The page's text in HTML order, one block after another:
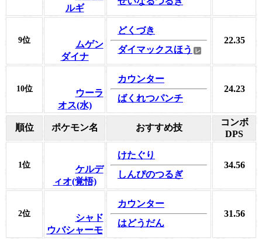
ルギ
9位
ムゲン
ダイナ
どくづき
ダイマックスほう
22.35
10位
ウーラ
オス(水)
カウンター
ばくれつパンチ
24.23
順位 ポケモン名 おすすめ技
コンボ
DPS
1位
ケルデ
ィオ(覚悟)
けたぐり
しんぴのつるぎ
34.56
2位
シャド
ウバシャーモ
カウンター
はどうだん
31.56